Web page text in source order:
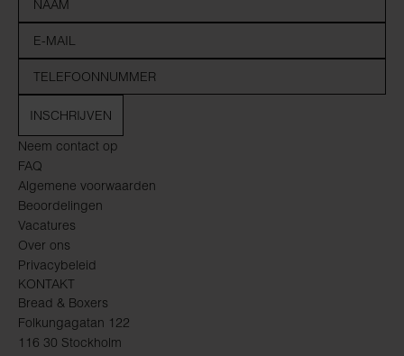
Neem contact op
FAQ
Algemene voorwaarden
Beoordelingen
Vacatures
Over ons
Privacybeleid
KONTAKT
Bread & Boxers
Folkungagatan 122
116 30 Stockholm
INSCHRIJVEN